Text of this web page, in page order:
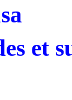
et